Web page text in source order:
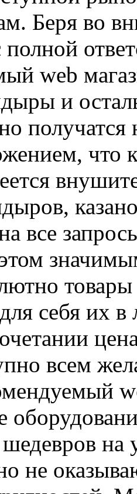
Беря во
web
и
что
все
себя их
всем
на
не